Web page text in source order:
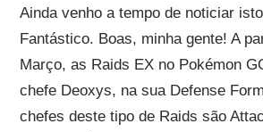
Ainda venho a tempo de noticiar
Fantástico. Boas, minha gente! A
Março, as Raids EX no Pokémon
chefe Deoxys, na sua Defense
chefes deste tipo de Raids são